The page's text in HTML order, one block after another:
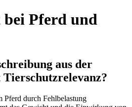
Pferd und
aus der
Pferd durch Fehlbelastung